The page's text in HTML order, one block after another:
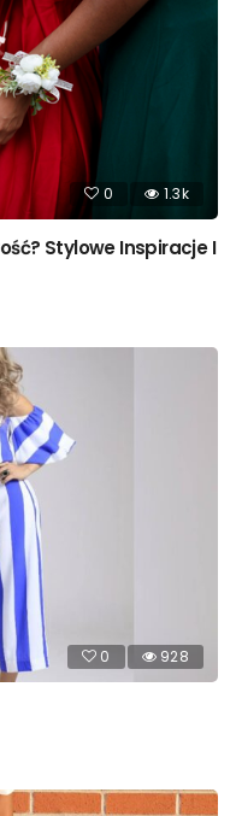
0 1.3k
Stylowe Inspiracje I
0 928